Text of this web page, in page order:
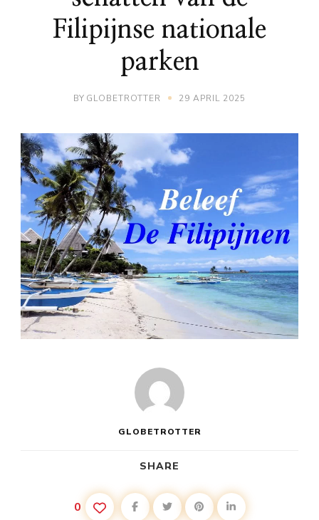
Filipijnse nationale
parken
BY GLOBETROTTER 29 APRIL 2025
GLOBETROTTER
SHARE
0